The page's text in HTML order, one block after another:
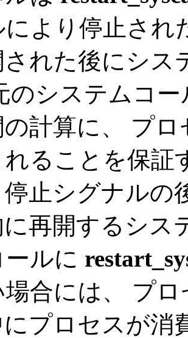
により停止さ
された後にシス
のシステムコ
の計算に、 プ
れることを保証
停止シグナルの
に再開するシス
ルに
場合には、 プ
プロセスが消